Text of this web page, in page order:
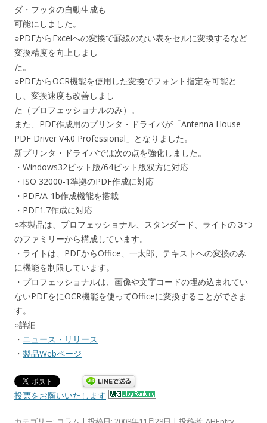
ダ・フッタの自動生成も
可能にしました。
○PDFからExcelへの変換で罫線のない表をセルに変換するなど
変換精度を向上しまし
た。
○PDFからOCR機能を使用した変換でフォント指定を可能と
し、変換速度も改善しまし
た（プロフェッショナルのみ）。
また、PDF作成用のプリンタ・ドライバが「Antenna House
PDF Driver V4.0 Professional」となりました。
新プリンタ・ドライバでは次の点を強化しました。
・Windows32ビット版/64ビット版双方に対応
・ISO 32000-1準拠のPDF作成に対応
・PDF/A-1b作成機能を搭載
・PDF1.7作成に対応
○本製品は、プロフェッショナル、スタンダード、ライトの３つ
のファミリーから構成しています。
・ライトは、PDFからOffice、一太郎、テキストへの変換のみ
に機能を制限しています。
・プロフェッショナルは、画像や文字コードの埋め込まれてい
ないPDFをにOCR機能を使ってOfficeに変換することができま
す。
○詳細
・ ニュース・リリース
・ 製品Webページ
投票をお願いいたします